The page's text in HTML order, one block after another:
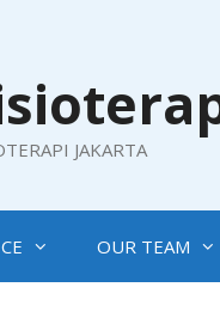
JAKARTA
OUR TEAM